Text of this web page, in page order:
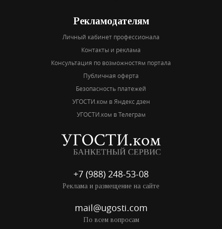
Рекламодателям
Личный кабинет профессионала
Контакты и реклама
Консультация по возможностям портала
Публичная оферта
Безопасность платежей
УГОСТИ.ком в Яндекс дзен
УГОСТИ.ком в Телеграм
+7 (988) 248-53-08
Реклама и размещение на сайте
mail@ugosti.com
По всем вопросам